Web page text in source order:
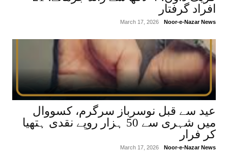
افراد گرفتار
Noor-e-Nazar News
March 17, 2026
عید سے قبل نوسرباز سرگرم، کسووال
میں شہری سے 50 ہزار روپے نقدی ہتھیا
کر فرار
Noor-e-Nazar News
March 17, 2026